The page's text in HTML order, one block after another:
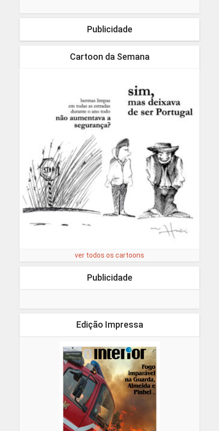
Publicidade
Cartoon da Semana
ver todos os cartoons
Publicidade
Edição Impressa